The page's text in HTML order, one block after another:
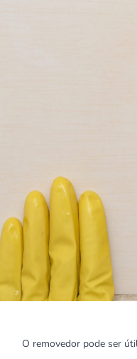
O removedor pode ser